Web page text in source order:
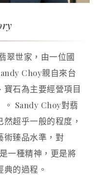
翠世家，由一位國
Choy親自來台
石為主要經營項目
。 Sandy Choy對翡
超乎一般的程度，
術臻品水準，對
一種精神，更是將
的過程。